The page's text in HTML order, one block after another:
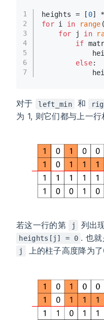
1
2
3
4
5
6
7
heights = [ 0]
for i in range
for j in
if
else:
对于 left_min 和
为 1, 则它们都与上一行
若这一行的第 j 列出
heights[j] = 0 . 也
j 上的柱子高度降为